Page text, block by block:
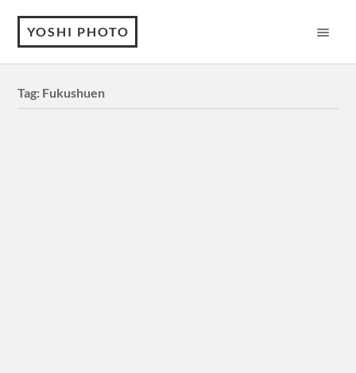
YOSHI PHOTO
Tag: Fukushuen